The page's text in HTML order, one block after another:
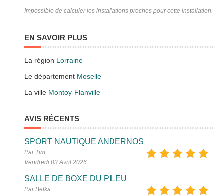
Impossible de calculer les installations proches pour cette installation.
EN SAVOIR PLUS
La région Lorraine
Le département Moselle
La ville Montoy-Flanville
AVIS RÉCENTS
SPORT NAUTIQUE ANDERNOS
Par Tim
Vendredi 03 Avril 2026
SALLE DE BOXE DU PILEU
Par Belka